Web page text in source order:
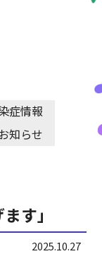
症情報
知らせ
す」
2025.10.27